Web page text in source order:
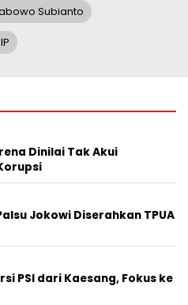
Subianto
Dinilai Tak Akui
Jokowi Diserahkan TPUA
PSI dari Kaesang, Fokus ke